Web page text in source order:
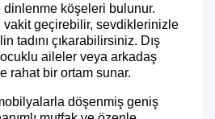
dinlenme köşeleri bulunur.
vakit geçirebilir, sevdiklerinizle
tadını çıkarabilirsiniz. Dış
aileler veya arkadaş
rahat bir ortam sunar.
döşenmiş geniş